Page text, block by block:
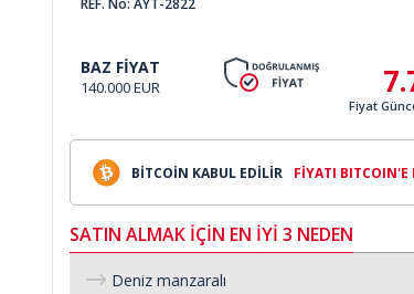
BAZ FİYAT
140.000 EUR
Fiyat
BİTCOİN KABUL EDİLİR FİYATI BITCOIN'E
SATIN ALMAK İÇİN EN İYİ 3 NEDEN
Deniz manzaralı